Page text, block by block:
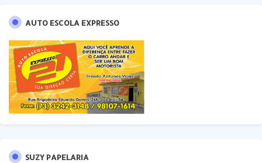
AUTO ESCOLA EXPRESSO
SUZY PAPELARIA